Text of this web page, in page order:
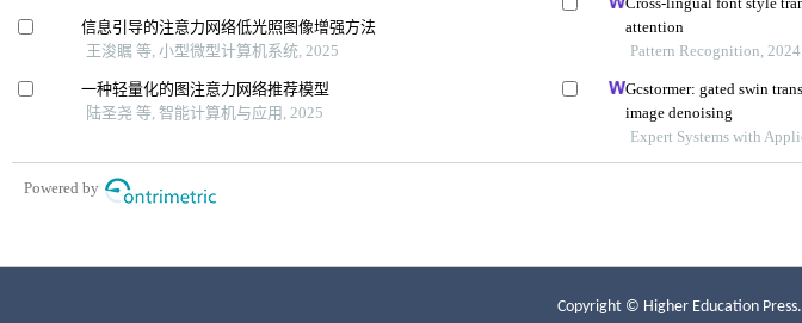
Copyright © Higher Education Press.